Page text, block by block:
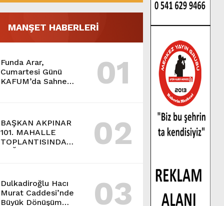
MANŞET HABERLERİ
Funda Arar,
Cumartesi Günü
KAFUM’da Sahne
01
BAŞKAN AKPINAR
101. MAHALLE
TOPLANTISINDA
BAĞLARBAŞI
BULUŞTU.
02
Dulkadiroğlu Hacı
Murat Caddesi’nde
Büyük Dönüşüm
03